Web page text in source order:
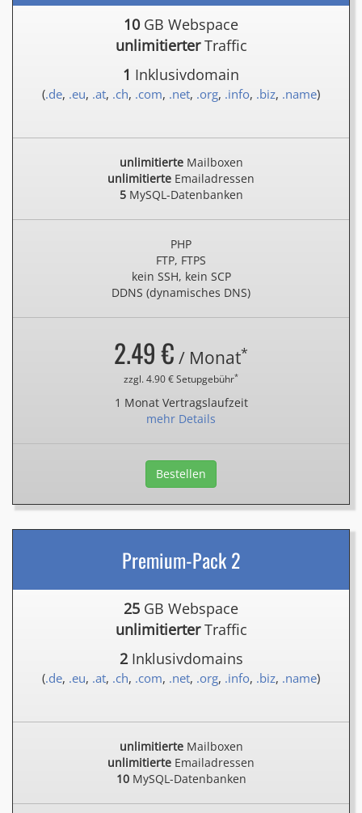
10 GB Webspace
unlimitierterTraffic
1 Inklusivdomain
(.de, .eu, .at, .ch, .com, .net, .org, .info, .biz, .name)
unlimitierteMailboxen
unlimitierte Emailadressen
5MySQL-Datenbanken
PHP
FTP, FTPS
kein SSH, kein SCP
DDNS (dynamisches DNS)
2.49 € / Monat*
zzgl. 4.90 € Setupgebühr*
1 Monat Vertragslaufzeit
mehr Details
Bestellen
Premium-Pack 2
25 GB Webspace
unlimitierterTraffic
2Inklusivdomains
(.de, .eu, .at, .ch, .com, .net, .org, .info, .biz, .name)
unlimitierteMailboxen
unlimitierte Emailadressen
10MySQL-Datenbanken